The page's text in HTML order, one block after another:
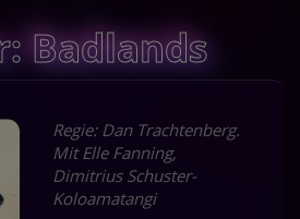
Badlands
Regie: Dan Trachtenberg.
Mit Elle Fanning,
Dimitrius Schuster-
Koloamatangi